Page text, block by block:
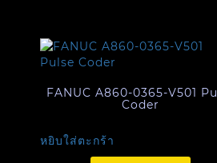
FANUC A860-0365-V501
Coder
หยิบใส่ตะกร้า